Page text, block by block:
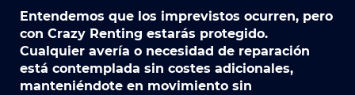
Entendemos que los imprevistos ocurren, pero
con Crazy Renting estarás protegido.
Cualquier avería o necesidad de reparación
está contemplada sin costes adicionales,
manteniéndote en movimiento sin